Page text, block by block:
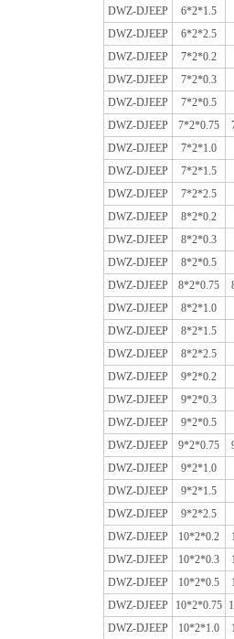
DWZ-DJEEP
6*2*1.5
DWZ-DJEEP
6*2*2.5
DWZ-DJEEP
7*2*0.2
DWZ-DJEEP
7*2*0.3
DWZ-DJEEP
7*2*0.5
DWZ-DJEEP
7*2*0.75
DWZ-DJEEP
7*2*1.0
DWZ-DJEEP
7*2*1.5
DWZ-DJEEP
7*2*2.5
DWZ-DJEEP
8*2*0.2
DWZ-DJEEP
8*2*0.3
DWZ-DJEEP
8*2*0.5
DWZ-DJEEP
8*2*0.75
DWZ-DJEEP
8*2*1.0
DWZ-DJEEP
8*2*1.5
DWZ-DJEEP
8*2*2.5
DWZ-DJEEP
9*2*0.2
DWZ-DJEEP
9*2*0.3
DWZ-DJEEP
9*2*0.5
DWZ-DJEEP
9*2*0.75
DWZ-DJEEP
9*2*1.0
DWZ-DJEEP
9*2*1.5
DWZ-DJEEP
9*2*2.5
DWZ-DJEEP
10*2*0.2
DWZ-DJEEP
10*2*0.3
DWZ-DJEEP
10*2*0.5
DWZ-DJEEP
10*2*0.75
DWZ-DJEEP
10*2*1.0